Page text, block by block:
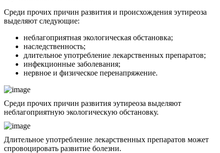
Среди прочих причин развития и происхождения эутиреоза
выделяют следующие:
неблагоприятная экологическая обстановка;
наследственность;
длительное употребление лекарственных препаратов;
инфекционные заболевания;
нервное и физическое перенапряжение.
Среди прочих причин развития эутиреоза выделяют
неблагоприятную экологическую обстановку.
Длительное употребление лекарственных препаратов может
спровоцировать развитие болезни.